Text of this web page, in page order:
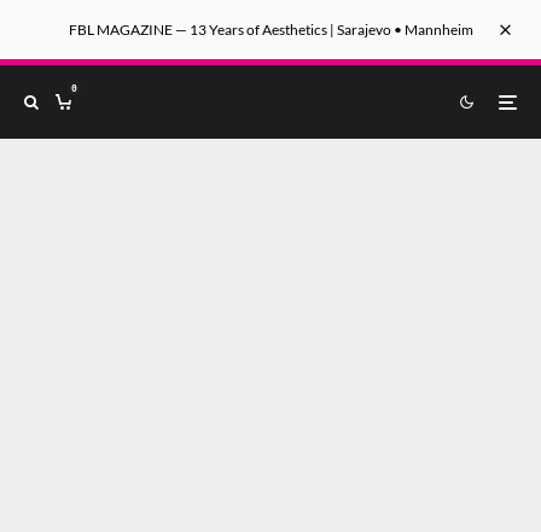
FBL MAGAZINE — 13 Years of Aesthetics | Sarajevo • Mannheim
0